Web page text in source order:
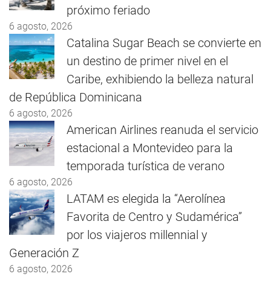
próximo feriado
6 agosto, 2026
Catalina Sugar Beach se convierte en
un destino de primer nivel en el
Caribe, exhibiendo la belleza natural
de República Dominicana
6 agosto, 2026
American Airlines reanuda el servicio
estacional a Montevideo para la
temporada turística de verano
6 agosto, 2026
LATAM es elegida la “Aerolínea
Favorita de Centro y Sudamérica”
por los viajeros millennial y
Generación Z
6 agosto, 2026